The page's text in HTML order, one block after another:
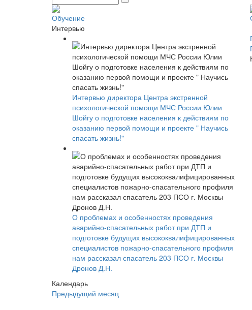
Обучение
Интервью
Интервью директора Центра экстренной
психологической помощи МЧС России Юлии
Шойгу о подготовке населения к действиям по
оказанию первой помощи и проекте " Научись
спасать жизнь!"
О проблемах и особенностях проведения
аварийно-спасательных работ при ДТП и
подготовке будущих высококвалифицированных
специалистов пожарно-спасательного профиля
нам рассказал спасатель 203 ПСО г. Москвы
Дронов Д.Н.
Календарь
Предыдущий месяц